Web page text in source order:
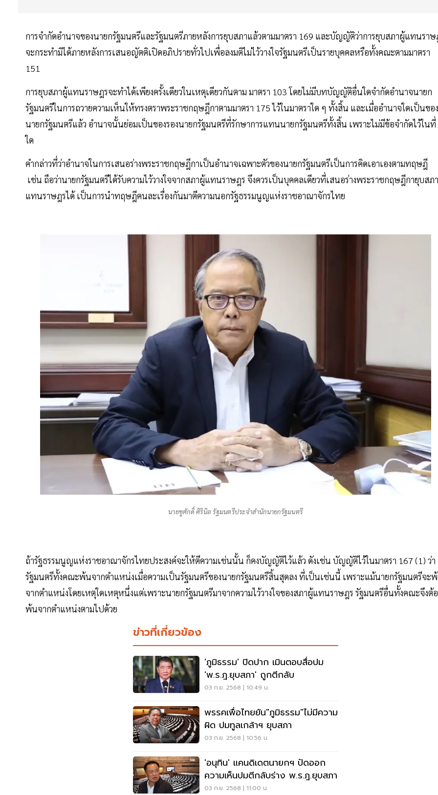
การจำกัดอำนาจของนายกรัฐมนตรีและรัฐมนตรีภายหลังการยุบสภาแล้วตามมาตรา 169 และบัญญัติว่าการยุบสภาผู้แทนราษ
จะกระทำมิได้ภายหลังการเสนอญัตติเปิดอภิปรายทั่วไปเพื่อลงมติไม่ไว้วางใจรัฐมนตรีเป็นรายบุคคลหรือทั้งคณะตามมาตรา
151
การยุบสภาผู้แทนราษฎรจะทำได้เพียงครั้งเดียวในเหตุเดียวกันตาม มาตรา 103 โดยไม่มีบทบัญญัติอื่นใดจำกัดอำนาจนายก
รัฐมนตรีในการถวายความเห็นให้ทรงตราพระราชกฤษฎีกาตามมาตรา 175 ไว้ในมาตราใด ๆ ทั้งสิ้น และเมื่ออำนาจใดเป็นของ
นายกรัฐมนตรีแล้ว อำนาจนั้นย่อมเป็นของรองนายกรัฐมนตรีที่รักษาการแทนนายกรัฐมนตรีทั้งสิ้น เพราะไม่มีข้อจำกัดไว้ในที่
ใด
คำกล่าวที่ว่าอำนาจในการเสนอร่างพระราชกฤษฎีกาเป็นอำนาจเฉพาะตัวของนายกรัฐมนตรีเป็นการคิดเอาเองตามทฤษฎี
เช่น ถือว่านายกรัฐมนตรีได้รับความไว้วางใจจากสภาผู้แทนราษฎร จึงควรเป็นบุคคลเดียวที่เสนอร่างพระราชกฤษฎีกายุบสภ
แทนราษฎรได้ เป็นการนำทฤษฎีคนละเรื่องกันมาตีความนอกรัฐธรรมนูญแห่งราชอาณาจักรไทย
นายชูศักดิ์ ศิรินิล รัฐมนตรีประจำสำนักนายกรัฐมนตรี
ถ้ารัฐธรรมนูญแห่งราชอาณาจักรไทยประสงค์จะให้ตีความเช่นนั้น ก็คงบัญญัติไว้แล้ว ดังเช่น บัญญัติไว้ในมาตรา 167 (1) ว่า
รัฐมนตรีทั้งคณะพ้นจากตำแหน่งเมื่อความเป็นรัฐมนตรีของนายกรัฐมนตรีสิ้นสุดลง ที่เป็นเช่นนี้ เพราะแม้นายกรัฐมนตรีจะ
จากตำแหน่งโดยเหตุใดเหตุหนึ่งแต่เพราะนายกรัฐมนตรีมาจากความไว้วางใจของสภาผู้แทนราษฎร รัฐมนตรีอื่นทั้งคณะจึงต้
พ้นจากตำแหน่งตามไปด้วย
ข่าวที่เกี่ยวข้อง
'ภูมิธรรม' ปิดปาก เมินตอบสื่อปม
'พ.ร.ฎ.ยุบสภา' ถูกตีกลับ
03 ก.ย. 2568 | 10:49 น.
พรรคเพื่อไทยยัน"ภูมิธรรม"ไม่มีความ
ผิด ปมทูลเกล้าฯ ยุบสภา
03 ก.ย. 2568 | 10:56 น.
'อนุทิน' แคนดิเดตนายกฯ ปัดออก
ความเห็นปมตีกลับร่าง พ.ร.ฎ.ยุบสภา
03 ก.ย. 2568 | 11:00 น.